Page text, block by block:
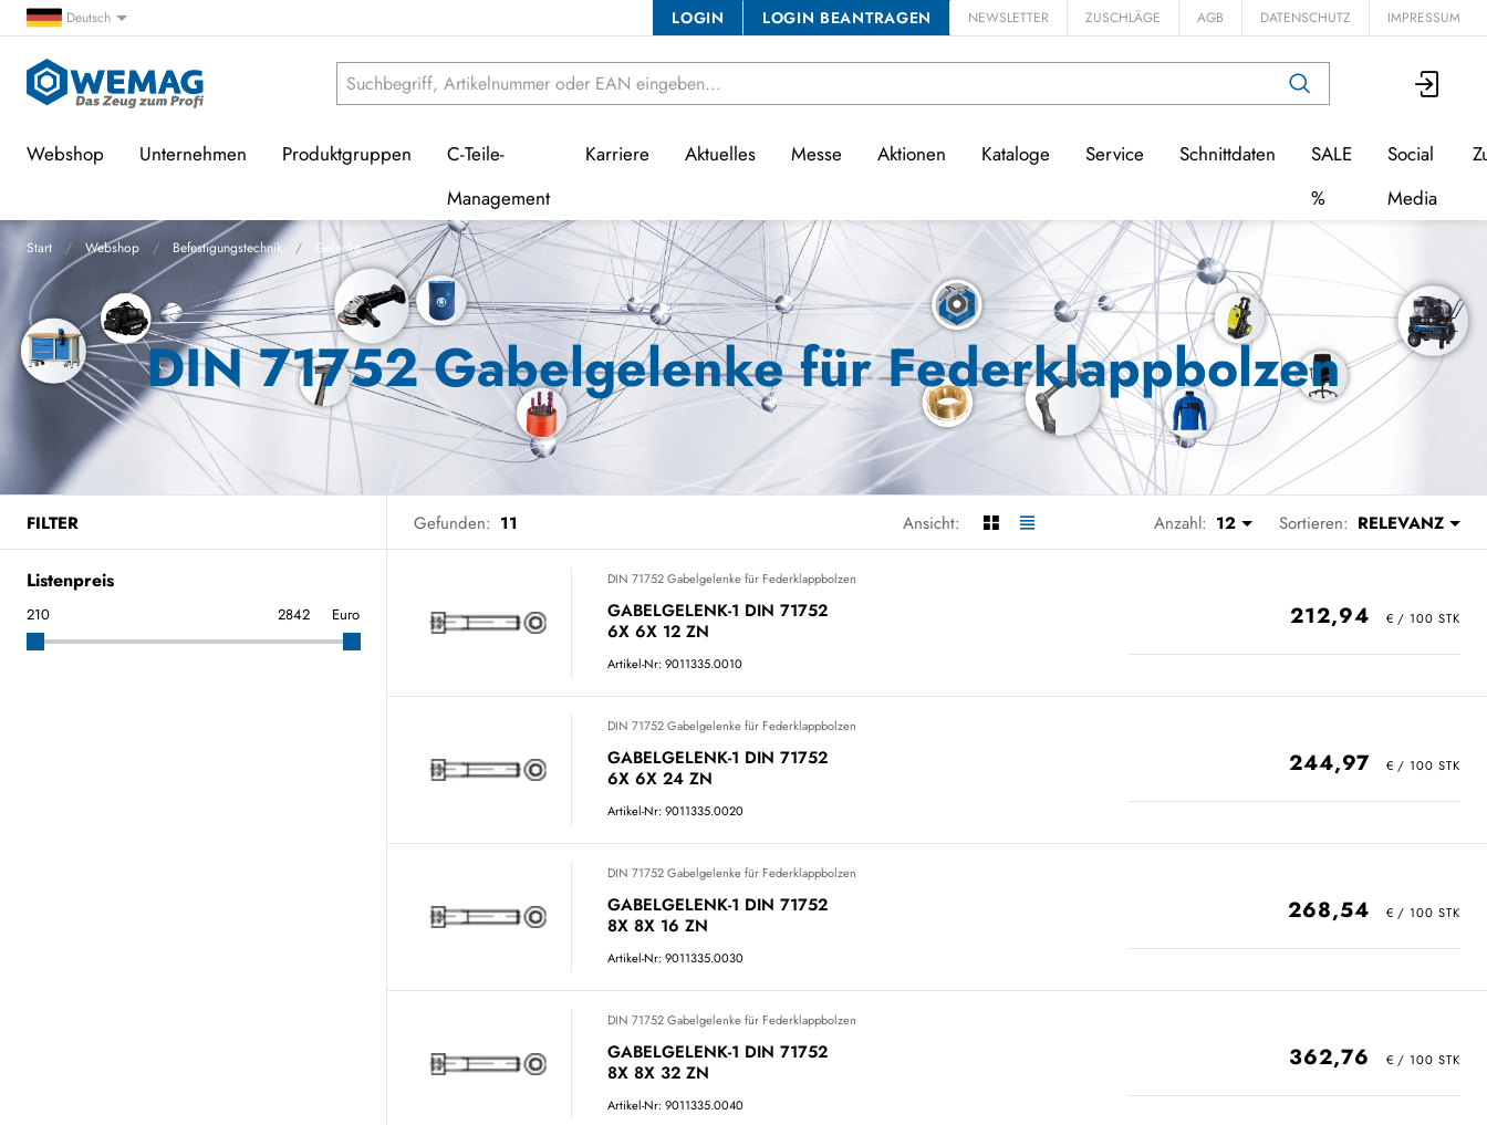
Deutsch LOGIN LOGIN BEANTRAGEN NEWSLETTER ZUSCHLÄGE AGB DATENSCHUTZ IMPRESSUM
Webshop Unternehmen Produktgruppen
C-Teile-
Management
Karriere Aktuelles Messe Aktionen Kataloge Service Schnittdaten
SALE
%
Social
Media
Start Webshop Befestigungstechnik Gelenke
DIN 71752 Gabelgelenke für Federklappbolzen
FILTER Gefunden: 11 Ansicht: Anzahl: 12 Sortieren: RELEVANZ
Listenpreis
Euro
DIN 71752 Gabelgelenke für Federklappbolzen
GABELGELENK-1 DIN 71752
6X 6X 12 ZN
Artikel-Nr: 9011335.0010
212,94
DIN 71752 Gabelgelenke für Federklappbolzen
GABELGELENK-1 DIN 71752
6X 6X 24 ZN
Artikel-Nr: 9011335.0020
244,97
DIN 71752 Gabelgelenke für Federklappbolzen
GABELGELENK-1 DIN 71752
8X 8X 16 ZN
Artikel-Nr: 9011335.0030
268,54
DIN 71752 Gabelgelenke für Federklappbolzen
GABELGELENK-1 DIN 71752
8X 8X 32 ZN
Artikel-Nr: 9011335.0040
362,76